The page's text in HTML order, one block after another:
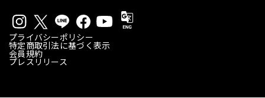
プライバシーポリシー
特定商取引法に基づく表示
会員規約
プレスリリース